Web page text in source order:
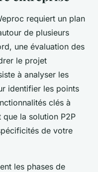
requiert un plan
de plusieurs
une évaluation des
le projet
à analyser les
identifier les points
clés à
la solution P2P
de votre
les phases de